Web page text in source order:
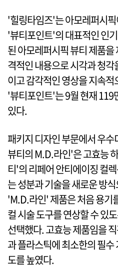
'힐링타임즈'는 아모레퍼시
'뷰티포인트'의 대표적인 인
된 아모레퍼시픽 뷰티 제품
격적인 내용으로 시각과 청
이고 감각적인 영상을 지속
'뷰티포인트'는 9월 현재 119
있다.
패키지 디자인 부문에서 우
뷰티의 M.D.라인'은 고효능
티'의 리페어 안티에이징 컬
는 성분과 기술을 새로운 방
'M.D.라인' 제품은 처음 용기
컬 시술 도구를 연상할 수 있
선택했다. 고효능 제품임을
과 플라스틱에 최소한의 필
도를 높였다.